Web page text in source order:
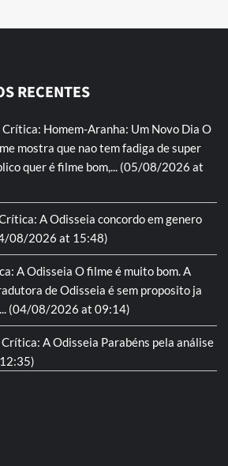
RECENTES
Crítica: Homem-Aranha: Um Novo Dia O
mostra que nao tem fadiga de super
quer é filme bom,... (05/08/2026 at
A Odisseia concordo em genero
08/2026 at 15:48)
A Odisseia O filme é muito bom. A
de Odisseia é sem proposito ja
(04/08/2026 at 09:14)
Crítica: A Odisseia Parabéns pela análise